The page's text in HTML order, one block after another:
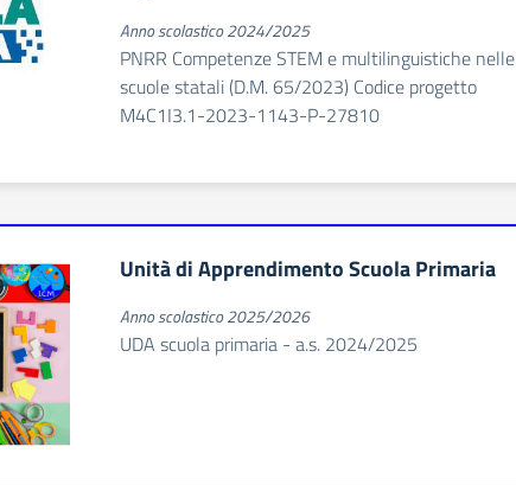
Anno scolastico 2024/2025
PNRR Competenze STEM e multilinguistiche nelle
scuole statali (D.M. 65/2023) Codice progetto
M4C1I3.1-2023-1143-P-27810
Unità di Apprendimento Scuola Primaria
Anno scolastico 2025/2026
UDA scuola primaria - a.s. 2024/2025